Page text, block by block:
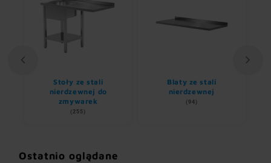
Stoły ze stali
nierdzewnej do
zmywarek
(255)
Blaty ze stali
nierdzewnej
(94)
Ostatnio oglądane